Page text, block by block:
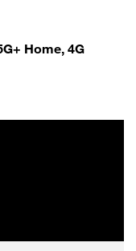
Home, 4G